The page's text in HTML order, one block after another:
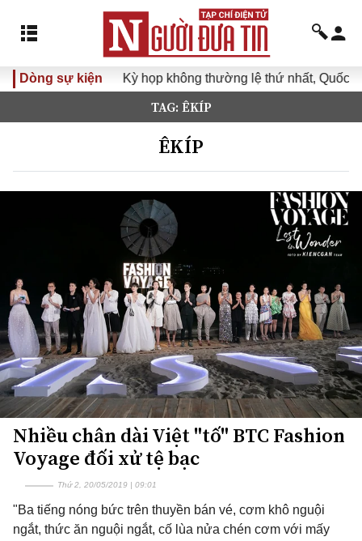
Dòng sự kiện Kỳ họp không thường lệ thứ nhất, Quốc hội
TAG: ÊKÍP
ÊKÍP
Nhiều chân dài Việt "tố" BTC Fashion
Voyage đối xử tệ bạc
Thứ 2, 20/05/2019 | 09:01
"Ba tiếng nóng bức trên thuyền bán vé, cơm khô nguội
ngắt, thức ăn nguội ngắt, cố lùa nửa chén cơm với mấy